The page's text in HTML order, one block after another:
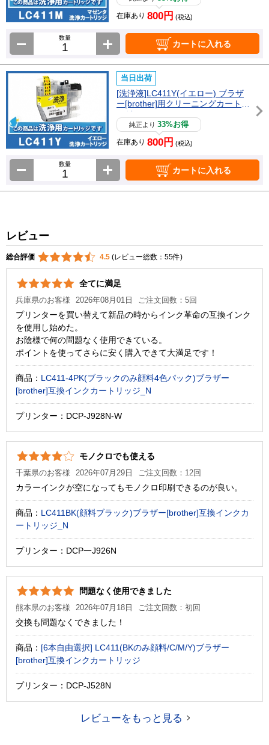
在庫あり 800円 (税込)
数量
カートに入れる
当日出荷
[洗浄液]LC411Y(イエロー) ブラザ
ー[brother]用クリーニングカートリ
ッジ
純正より33%お得
在庫あり 800円 (税込)
数量
カートに入れる
レビュー
総合評価 4.5 (レビュー総数：55件)
全てに満足
兵庫県のお客様 2026年08月01日 ご注文回数：5回
プリンターを買い替えて新品の時からインク革命の互換インク
を使用し始めた。
お陰様で何の問題なく使用できている。
ポイントを使ってさらに安く購入できて大満足です！
商品： LC411-4PK(ブラックのみ顔料4色パック)ブラザー
[brother]互換インクカートリッジ_N
プリンター：DCP-J928N-W
モノクロでも使える
千葉県のお客様 2026年07月29日 ご注文回数：12回
カラーインクが空になってもモノクロ印刷できるのが良い。
商品： LC411BK(顔料ブラック)ブラザー[brother]互換インクカ
ートリッジ_N
プリンター：DCP一J926N
問題なく使用できました
熊本県のお客様 2026年07月18日 ご注文回数：初回
交換も問題なくできました！
商品： [6本自由選択] LC411(BKのみ顔料/C/M/Y)ブラザー
[brother]互換インクカートリッジ
プリンター：DCP-J528N
レビューをもっと見る